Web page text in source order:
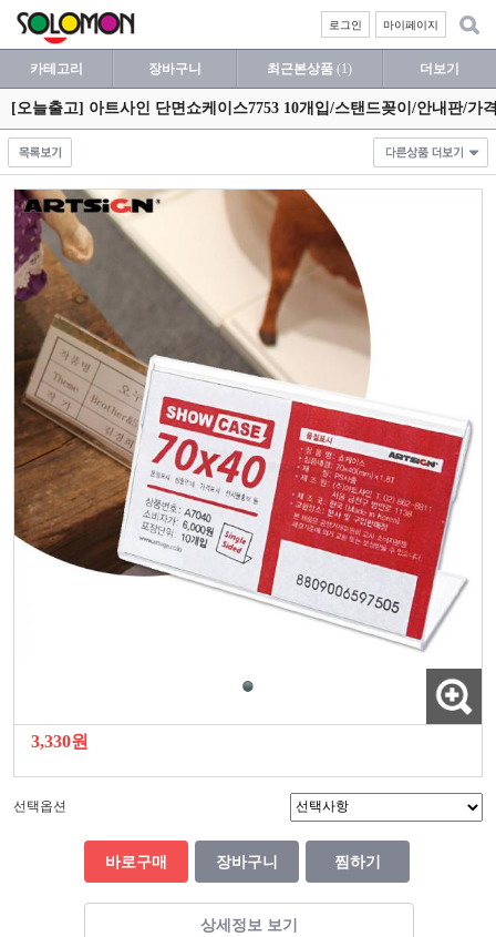
마이페이지
로그인
카테고리 장바구니 최근본상품 (1) 더보기
[오늘출고] 아트사인 단면쇼케이스7753 10개입/스탠드꽂이/안내판/가
3,330원
선택옵션
바로구매 장바구니 찜하기
상세정보 보기